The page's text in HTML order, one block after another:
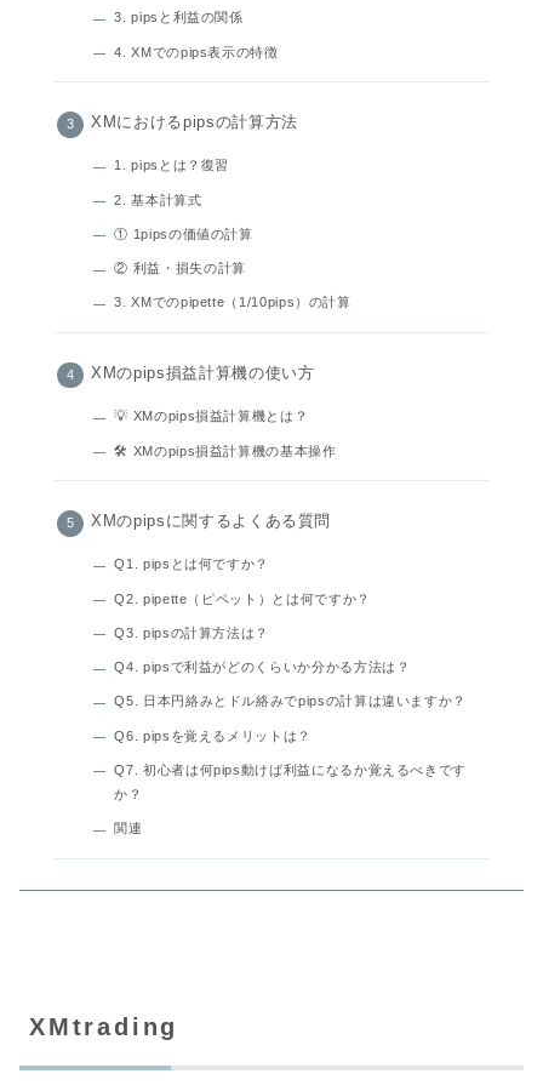
3. pipsと利益の関係
4. XMでのpips表示の特徴
XMにおけるpipsの計算方法
1. pipsとは？復習
2. 基本計算式
① 1pipsの価値の計算
② 利益・損失の計算
3. XMでのpipette（1/10pips）の計算
XMのpips損益計算機の使い方
💡 XMのpips損益計算機とは？
🛠 XMのpips損益計算機の基本操作
XMのpipsに関するよくある質問
Q1. pipsとは何ですか？
Q2. pipette（ピペット）とは何ですか？
Q3. pipsの計算方法は？
Q4. pipsで利益がどのくらいか分かる方法は？
Q5. 日本円絡みとドル絡みでpipsの計算は違いますか？
Q6. pipsを覚えるメリットは？
Q7. 初心者は何pips動けば利益になるか覚えるべきです
か？
関連
XMtrading